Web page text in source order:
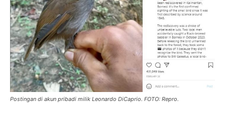
Postingan di akun pribadi milik Leonardo DiCaprio. FOTO: Repro.